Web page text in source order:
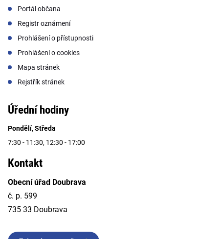
Portál občana
Registr oznámení
Prohlášení o přístupnosti
Prohlášení o cookies
Mapa stránek
Rejstřík stránek
Úřední hodiny
Pondělí, Středa
7:30 - 11:30, 12:30 - 17:00
Kontakt
Obecní úřad Doubrava
č. p. 599
735 33 Doubrava